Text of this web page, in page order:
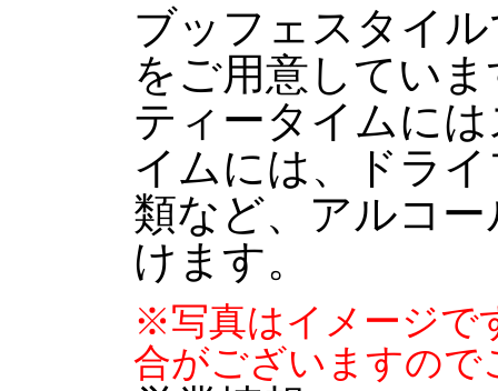
ブッフェスタイ
をご用意していま
ティータイムに
イムには、ドラ
類など、アルコ
けます。
※写真はイメージで
合がございますので